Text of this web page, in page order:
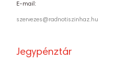
E-mail:
szervezes@radnotiszinhaz.hu
Jegypénztár